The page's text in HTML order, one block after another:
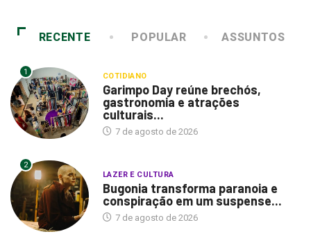
RECENTE POPULAR ASSUNTOS
1 COTIDIANO
Garimpo Day reúne brechós,
gastronomia e atrações
culturais...
7 de agosto de 2026
2
LAZER E CULTURA
Bugonia transforma paranoia e
conspiração em um suspense...
7 de agosto de 2026